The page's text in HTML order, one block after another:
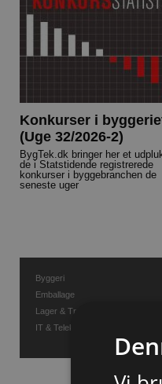
Konkurser i
(Uge 32/2026-2)
BygTek.dk bringer her et
de i Statstidende registrerede
konkurser i byggebranchen de
seneste uger
Byggeri
Emballage
Lager & Transport
IT & Telekommunikation